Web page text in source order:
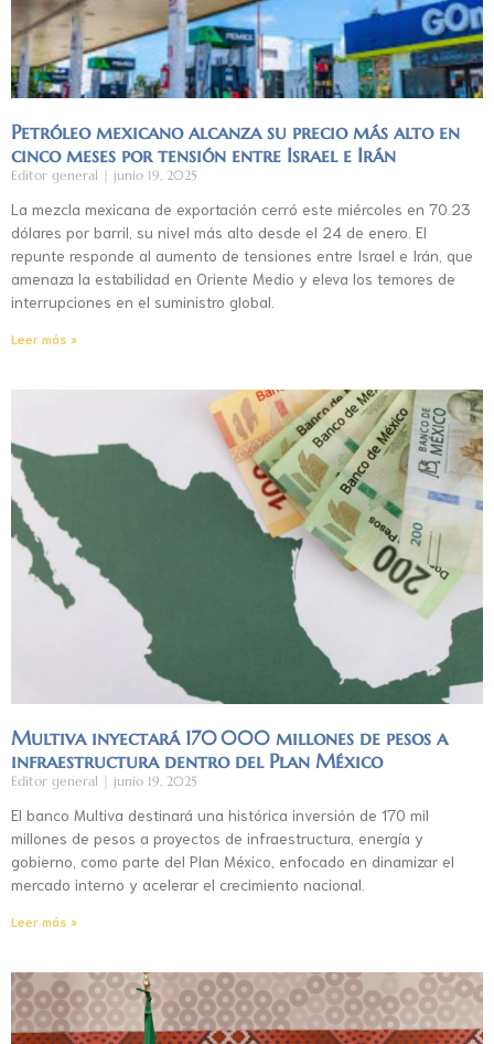
Petróleo mexicano alcanza su precio más alto en
cinco meses por tensión entre Israel e Irán
Editor general junio 19, 2025
La mezcla mexicana de exportación cerró este miércoles en 70.23
dólares por barril, su nivel más alto desde el 24 de enero. El
repunte responde al aumento de tensiones entre Israel e Irán, que
amenaza la estabilidad en Oriente Medio y eleva los temores de
interrupciones en el suministro global.
Leer más »
Multiva inyectará 170 000 millones de pesos a
infraestructura dentro del Plan México
Editor general junio 19, 2025
El banco Multiva destinará una histórica inversión de 170 mil
millones de pesos a proyectos de infraestructura, energía y
gobierno, como parte del Plan México, enfocado en dinamizar el
mercado interno y acelerar el crecimiento nacional.
Leer más »